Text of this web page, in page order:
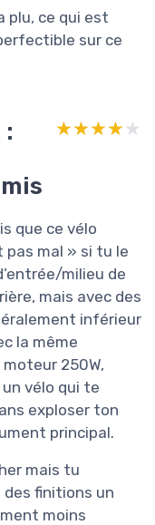
plu, ce qui est
sur ce
★★★★★
★★★★★
que ce vélo
pas mal » si tu le
milieu de
mais avec des
inférieur
la même
250W,
vélo qui te
exploser ton
principal.
mais tu
finitions un
moins